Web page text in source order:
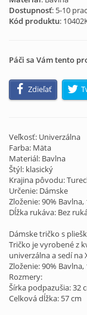
Dostupnosť: 5-10
Kód produktu:
Páči sa Vám tento
Zdieľať
Veľkosť: Univerzálna
Farba: Mäta
Materiál: Bavlna
Štýl: klasický
Krajina pôvodu:
Určenie: Dámske
Zloženie: 90% Bavlna,
Dĺžka rukáva: Bez
Dámske tričko s
Tričko je vyrobené z
univerzálna a sedí na
Zloženie: 90% Bavlna,
Rozmery:
Šírka podpazušia: 32
Celková dĺžka: 57 cm